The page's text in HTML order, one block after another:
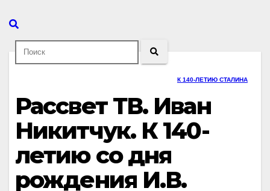
К 140-ЛЕТИЮ СТАЛИНА
Рассвет ТВ. Иван
Никитчук. К 140-
летию со дня
рождения И.В.